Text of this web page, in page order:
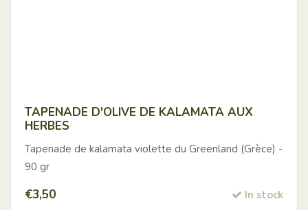
TAPENADE D'OLIVE DE KALAMATA AUX
HERBES
Tapenade de kalamata violette du Greenland (Grèce) -
90 gr
€3,50 In stock